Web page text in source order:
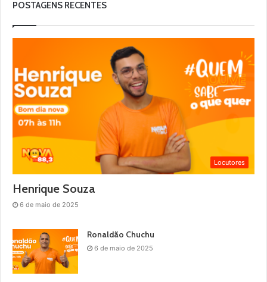
POSTAGENS RECENTES
Locutores
Henrique Souza
6 de maio de 2025
Ronaldão Chuchu
6 de maio de 2025